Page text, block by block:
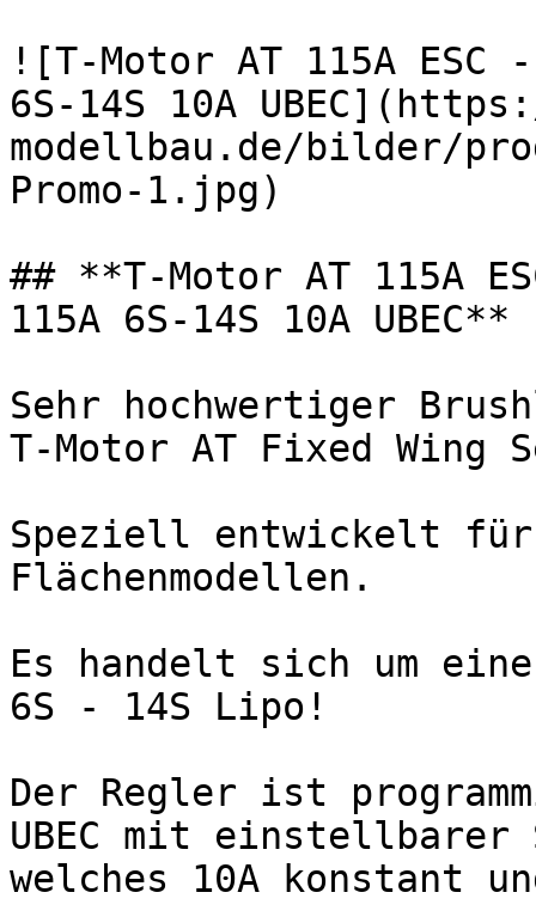
![T-Motor AT 115A ESC
6S-14S 10A
modellbau.de/bilder/
Promo-1.jpg)
## **T-Motor AT 115A
115A 6S-14S 10A UBEC**
Sehr hochwertiger
T-Motor AT Fixed Wing
Speziell entwickelt
Flächenmodellen.
Es handelt sich um
6S - 14S Lipo!
Der Regler ist
UBEC mit einstellbarer
welches 10A konstant